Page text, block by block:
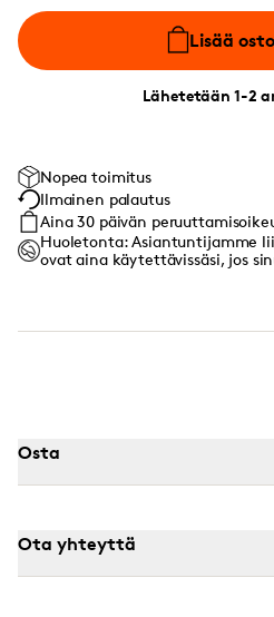
Lisää
Lähetetään 1-2
Nopea toimitus
Ilmainen palautus
Aina 30 päivän
Huoletonta: Asiantuntijamme
ovat aina käytettävissäsi, jos
Osta
Ota yhteyttä